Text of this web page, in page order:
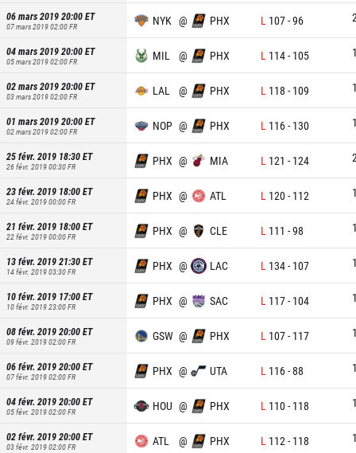
06 mars 2019 20:00ET
07 mars 2019 02:00FR NYK @ PHX L 107-96
04 mars 2019 20:00ET
05 mars 2019 02:00FR MIL @ PHX L 114- 105
02 mars 2019 20:00ET
03 mars 2019 02:00FR LAL @ PHX L 118 - 109
01 mars 2019 20:00ET
02 mars 2019 02:00FR NOP @ PHX L 116- 130
25 févr. 2019 18:30ET
26 févr. 2019 00:30FR PHX @ MIA L 121 - 124
23 févr. 2019 18:00ET
24 févr. 2019 00:00FR PHX @ ATL L 120- 112
21 févr. 2019 18:00ET
22 févr. 2019 00:00FR PHX @ CLE L 111 -98
13 févr. 2019 21:30ET
14 févr. 2019 03:30FR PHX @ LAC L 134- 107
10 févr. 2019 17:00ET
10 févr. 2019 23:00FR PHX @ SAC L 117- 104
08 févr. 2019 20:00ET
09 févr. 2019 02:00FR GSW @ PHX L 107- 117
06 févr. 2019 20:00ET
07 févr. 2019 02:00FR PHX @ UTA L 116-88
04 févr. 2019 20:00ET
05 févr. 2019 02:00FR HOU @ PHX L 110- 118
02 févr. 2019 20:00ET
03 févr. 2019 02:00FR ATL @ PHX L 112 - 118